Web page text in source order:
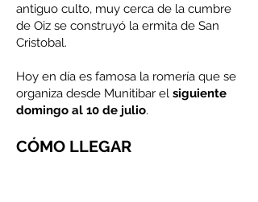
antiguo culto, muy cerca de la cumbre
de Oiz se construyó la ermita de San
Cristobal.
Hoy en día es famosa la romería que se
organiza desde Munitibar el siguiente
domingo al 10 de julio.
CÓMO LLEGAR